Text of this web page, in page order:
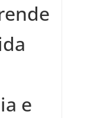
e